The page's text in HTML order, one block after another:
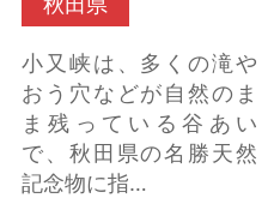
小又峡は、多くの滝や
おう穴などが自然のま
ま残っている谷あい
で、秋田県の名勝天然
記念物に指…